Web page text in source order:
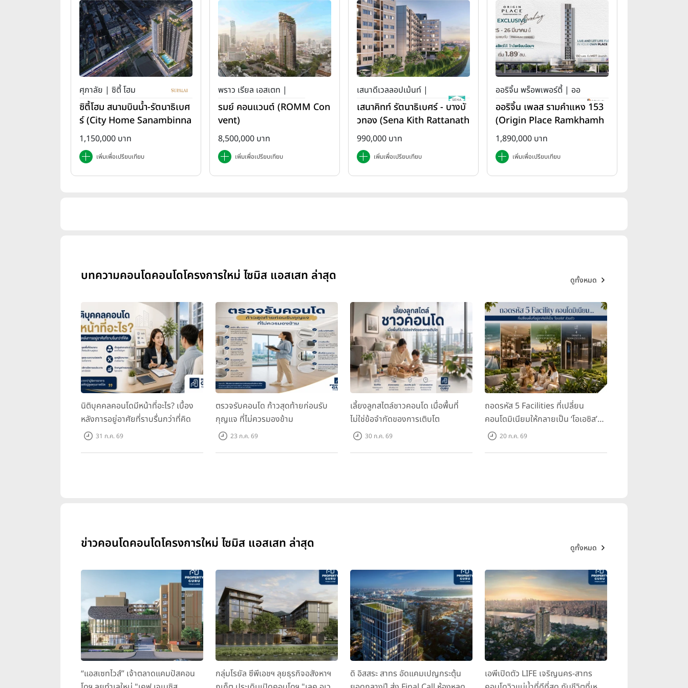
ศุภาลัย | ซิตี้ โฮม
ซิตี้โฮม สนามบินน้ำ-รัตนาธิเบศ
ร์ (City Home Sanambinna
m-Rattanathibet)
1,150,000 บาท
เพิ่มเพื่อเปรียบเทียบ
พราว เรียล เอสเตท |
รมย์ คอนแวนต์ (ROMM Con
vent)
8,500,000 บาท
เพิ่มเพื่อเปรียบเทียบ
เสนาดีเวลลอปเม้นท์ |
เสนา คิทท์
เสนาคิทท์ รัตนาธิเบศร์ - บางบั
วทอง (Sena Kith Rattanath
ibet - Bangbuathong)
990,000 บาท
เพิ่มเพื่อเปรียบเทียบ
ออริจิ้น พร็อพเพอร์ตี้ | ออ
ริจิ้น เพลส
ออริจิ้น เพลส รามคำแหง 153
(Origin Place Ramkhamh
aeng 153)
1,890,000 บาท
เพิ่มเพื่อเปรียบเทียบ
บทความคอนโดคอนโดโครงการใหม่ ไซมิส แอสเสท ล่าสุด ดูทั้งหมด
นิติบุคคลคอนโดมีหน้าที่อะไร? เบื้อง
หลังการอยู่อาศัยที่ราบรื่นกว่าที่คิด
31 ก.ค. 69
ตรวจรับคอนโด ก้าวสุดท้ายก่อนรับ
กุญแจ ที่ไม่ควรมองข้าม
23 ก.ค. 69
เลี้ยงลูกสไตล์ชาวคอนโด เมื่อพื้นที่
ไม่ใช่ข้อจำกัดของการเติบโต
30 ก.ค. 69
ถอดรหัส 5 Facilities ที่เปลี่ยน
คอนโดมิเนียมให้กลายเป็น ‘โอเอซิส’
ส่วนตัวกลางเมือง
20 ก.ค. 69
ข่าวคอนโดคอนโดโครงการใหม่ ไซมิส แอสเสท ล่าสุด ดูทั้งหมด
“แอสเซทไวส์” เจ้าตลาดแคมปัสคอน
กลุ่มโรยัล ซีพีเอชฯ ลุยธุรกิจอสังหาฯ
ดิ อิสสระ สาทร อัดแคมเปญกระตุ้น
เอพีเปิดตัว LIFE เจริญนคร-สาทร